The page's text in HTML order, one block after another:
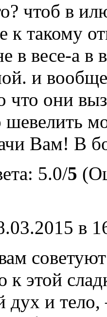
чтоб в
к такому
в весе-а
и
что они
шевелить
Вам! В
5.0/5
в
к этой
дух и